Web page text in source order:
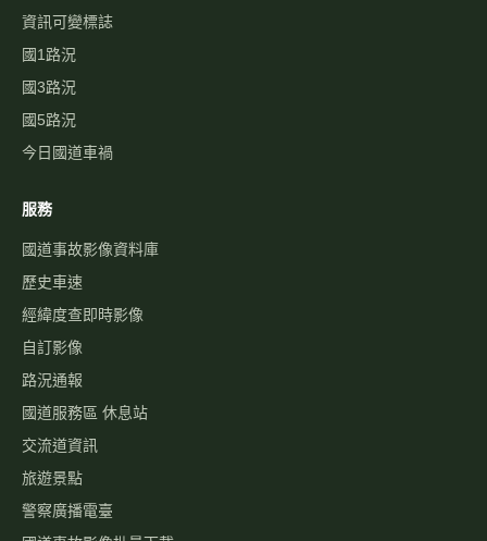
資訊可變標誌
國1路況
國3路況
國5路況
今日國道車禍
服務
國道事故影像資料庫
歷史車速
經緯度查即時影像
自訂影像
路況通報
國道服務區 休息站
交流道資訊
旅遊景點
警察廣播電臺